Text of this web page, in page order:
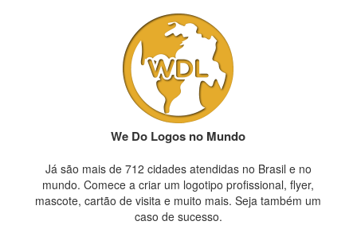
We Do Logos no Mundo
Já são mais de 712 cidades atendidas no Brasil e no
mundo. Comece a criar um logotipo profissional, flyer,
mascote, cartão de visita e muito mais. Seja também um
caso de sucesso.